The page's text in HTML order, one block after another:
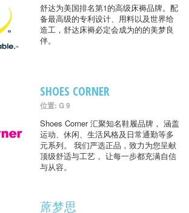
舒达为美国排名第1的高级床褥品牌。配
备最高级的专利设计、用料以及世界给
造工，舒达床褥必定会成为的的美梦良
伴。
SHOES CORNER
位置: G 9
Shoes Corner 汇聚知名鞋履品牌， 涵盖
运动、休闲、生活风格及日常通勤等多
元系列。 我们严选正品，致力为您呈献
顶级舒适与工艺， 让每一步都充满自信
与从容。
蓆梦思